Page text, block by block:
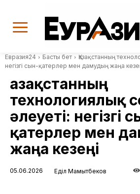
Евразия24 Басты бет
Қазақстанның
негізгі сын-қатерлер мен дамудың жаңа
Қазақстанның
технологиялық
әлеуеті: негізгі
қатерлер мен
жаңа кезеңі
05.06.2026 Еділ Мамытбеков